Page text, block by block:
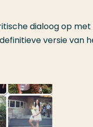
dialoog op
versie van